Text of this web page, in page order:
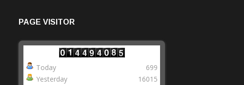
PAGE VISITOR
Today
Yesterday
699
16015